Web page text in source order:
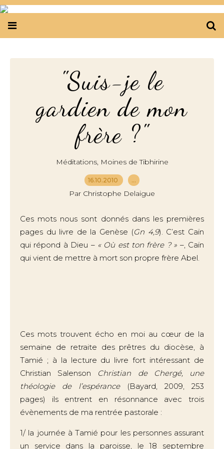
"Suis-je le
gardien de mon
frère ?"
Méditations, Moines de Tibhirine
16.10.2010 …
Par Christophe Delaigue
Ces mots nous sont donnés dans les premières
pages du livre de la Genèse (Gn 4,9). C’est Caïn
qui répond à Dieu – « Où est ton frère ? » –, Caïn
qui vient de mettre à mort son propre frère Abel.
Ces mots trouvent écho en moi au cœur de la
semaine de retraite des prêtres du diocèse, à
Tamié ; à la lecture du livre fort intéressant de
Christian Salenson Christian de Chergé, une
théologie de l’espérance(Bayard, 2009, 253
pages) ils entrent en résonnance avec trois
évènements de ma rentrée pastorale :
1/ la journée à Tamié pour les personnes assurant
un service dans la paroisse, le 18 septembre